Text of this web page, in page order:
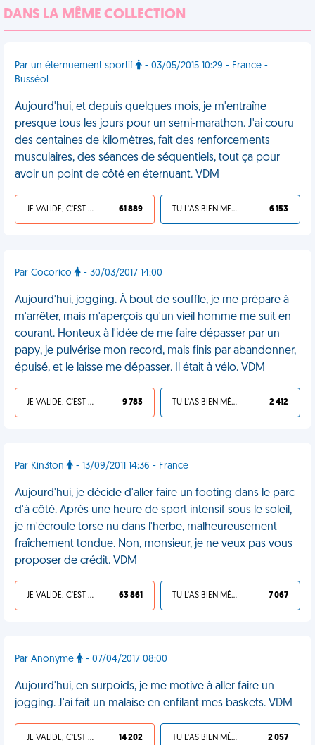
DANS LA MÊME COLLECTION
Par un éternuement sportif
- 03/05/2015 10:29 - France -
Busséol
Aujourd'hui, et depuis quelques mois, je m'entraîne
presque tous les jours pour un semi-marathon. J'ai couru
des centaines de kilomètres, fait des renforcements
musculaires, des séances de séquentiels, tout ça pour
avoir un point de côté en éternuant. VDM
JE VALIDE, C'EST UNE VDM 61 889 TU L'AS BIEN MÉRITÉ 6 153
Par Cocorico - 30/03/2017 14:00
Aujourd'hui, jogging. À bout de souffle, je me prépare à
m'arrêter, mais m'aperçois qu'un vieil homme me suit en
courant. Honteux à l'idée de me faire dépasser par un
papy, je pulvérise mon record, mais finis par abandonner,
épuisé, et le laisse me dépasser. Il était à vélo. VDM
JE VALIDE, C'EST UNE VDM 9 783 TU L'AS BIEN MÉRITÉ 2 412
Par Kin3ton - 13/09/2011 14:36 - France
Aujourd'hui, je décide d'aller faire un footing dans le parc
d'à côté. Après une heure de sport intensif sous le soleil,
je m'écroule torse nu dans l'herbe, malheureusement
fraîchement tondue. Non, monsieur, je ne veux pas vous
proposer de crédit. VDM
JE VALIDE, C'EST UNE VDM 63 861 TU L'AS BIEN MÉRITÉ 7 067
Par Anonyme - 07/04/2017 08:00
Aujourd'hui, en surpoids, je me motive à aller faire un
jogging. J'ai fait un malaise en enfilant mes baskets. VDM
JE VALIDE, C'EST UNE VDM 14 202 TU L'AS BIEN MÉRITÉ 2 057